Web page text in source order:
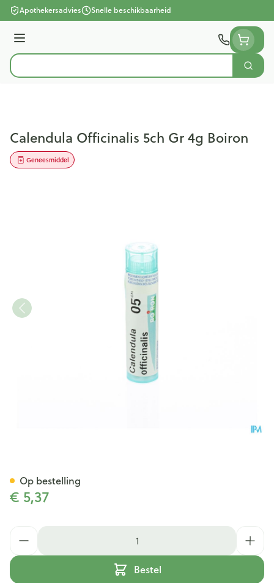
Ga naar de inhoud
Apothekersadvies Snelle beschikbaarheid
Menu
Product, merk, categorie... Zoek
Calendula Officinalis 5ch Gr 4g Boiron
Geneesmiddel
€ 5,37
Bestel
Op bestelling